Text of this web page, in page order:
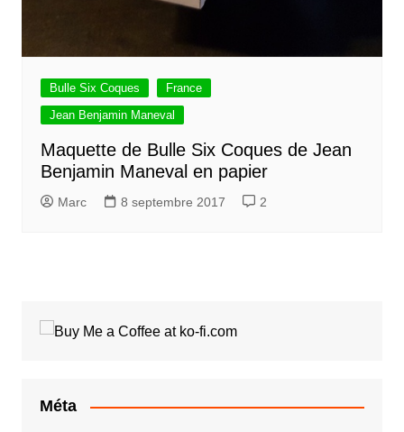
Bulle Six Coques
France
Jean Benjamin Maneval
Maquette de Bulle Six Coques de Jean
Benjamin Maneval en papier
Marc 8 septembre 2017 2
Méta